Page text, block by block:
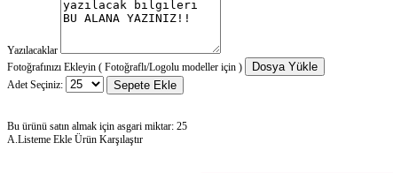
Yazılacaklar
Fotoğrafınızı Ekleyin ( Fotoğraflı/Logolu modeller için )
Dosya Yükle
Adet Seçiniz: Sepete Ekle
Bu ürünü satın almak için asgari miktar: 25
A.Listeme Ekle Ürün Karşılaştır